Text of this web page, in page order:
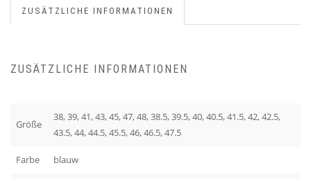
ZUSÄTZLICHE INFORMATIONEN
ZUSÄTZLICHE INFORMATIONEN
Größe
38, 39, 41, 43, 45, 47, 48, 38.5, 39.5, 40, 40.5, 41.5, 42, 42.5,
43.5, 44, 44.5, 45.5, 46, 46.5, 47.5
Farbe blauw